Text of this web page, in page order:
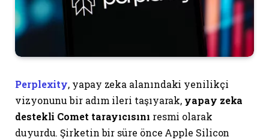
Perplexity, yapay zeka alanındaki yenilikçi
vizyonunu bir adım ileri taşıyarak, yapay zeka
destekli Comet tarayıcısını resmi olarak
duyurdu. Şirketin bir süre önce Apple Silicon